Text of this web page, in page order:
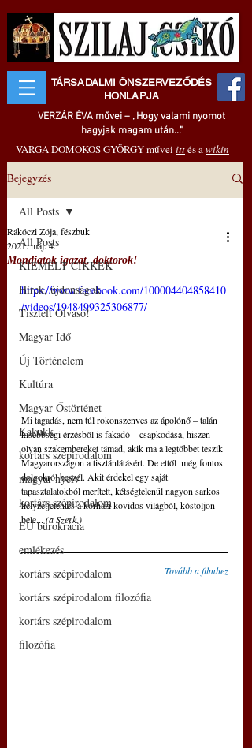
TÁRSADALMI ÖNSZERVEZŐDÉS
HONLAPJA
VERZÁR ÉVA művei – „Hogy valami nyomot
hagyjak magam után..."
VARGA DOMOKOS GYÖRGY művei ittés awikin
Bejegyzés
All Posts
KIEMELT CIKKEK
Hírek, újdonságok
Tisztelt Olvasó!
Magyar Idő
Új Történelem
Kultúra
Magyar Őstörténet
Kakukk
kortárs szépirodalom
magyar nyelv
kortárs szépirodalom
EU bürokrácia
emlékezés
kortárs szépirodalom
kortárs szépirodalom filozófia
kortárs szépirodalom
filozófia
All Posts
Mondjatok igazat, doktorok!
Rákóczi Zója, fészbuk
2021. máj. 4.
https://www.facebook.com/100004404858410
/videos/1948499325306877/
Mi tagadás, nem túl rokonszenves az ápolónő – talán
kisebbségi érzésből is fakadó – csapkodása, hiszen
olyan szakembereket támad, akik ma a legtöbbet teszik
Magyarországon a tisztánlátásért. De ettől  még fontos
dolgokról beszél. Akit érdekel egy saját
tapasztalatokból merített, kétségtelenül nagyon sarkos
helyzetjelentés a kórházi kovidos világból, kóstoljon
bele... (a Szerk.)
Tovább a filmhez